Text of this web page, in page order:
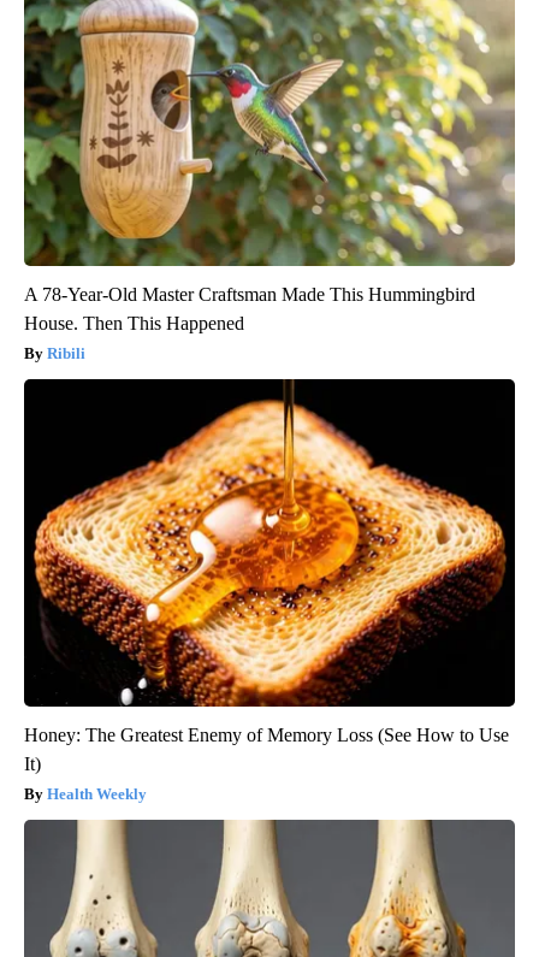
A 78-Year-Old Master Craftsman Made This Hummingbird
House. Then This Happened
Ribili
Honey: The Greatest Enemy of Memory Loss (See How to Use
It)
Health Weekly